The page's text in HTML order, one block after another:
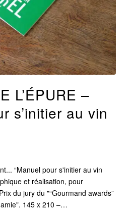
L’ÉPURE –
s’initier au vin
“Manuel pour s'initier au vin
et réalisation, pour
du jury du "“Gourmand awards”
145 x 210 –…